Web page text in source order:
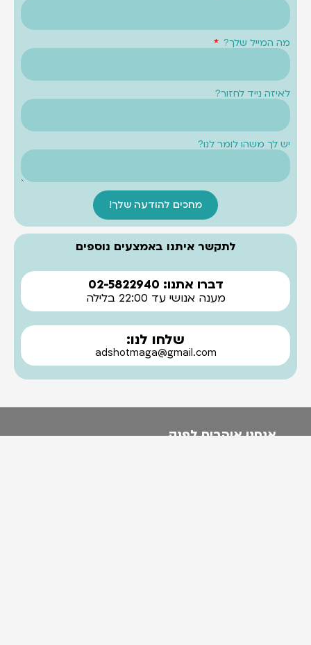
מה המייל שלך?
לאיזה נייד לחזור?
יש לך משהו לומר לנו?
מחכים להודעה שלך!
לתקשר איתנו באמצעים נוספים
דברו אתנו: 02-5822940
מענה אנושי עד 22:00 בלילה
שלחו לנו:
adshotmaga@gmail.com
אנחנו אוהבים לפנק.